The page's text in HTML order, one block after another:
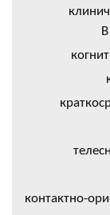
контактно-